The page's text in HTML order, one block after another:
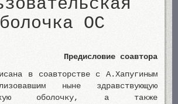
ОС
Предисловие соавтора
в соавторстве с А.Хапугиным
ныне здравствующую
оболочку, а также